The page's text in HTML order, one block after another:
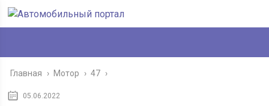
Главная › Мотор › 47 ›
05.06.2022